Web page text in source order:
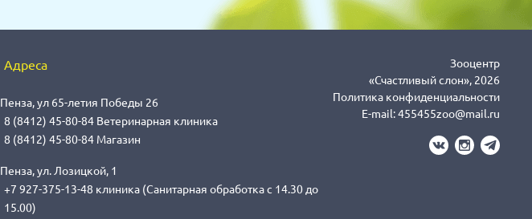
Адреса
Пенза, ул 65-летия Победы 26
8 (8412) 45-80-84 Ветеринарная клиника
8 (8412) 45-80-84 Магазин
Пенза, ул. Лозицкой, 1
+7 927-375-13-48 клиника (Санитарная обработка с 14.30 до
15.00)
Зооцентр
«Счастливый слон», 2026
Политика конфиденциальности
E-mail:455455zoo@mail.ru